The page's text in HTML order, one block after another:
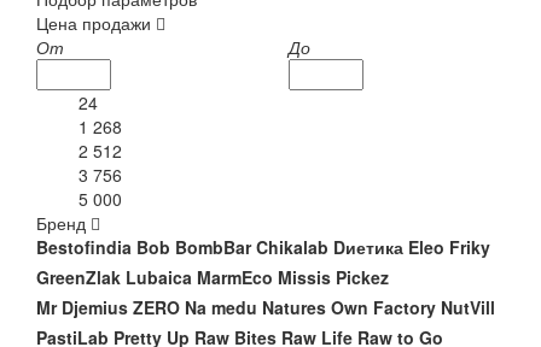
Цена продажи
От
До
24
1 268
2 512
3 756
5 000
Бренд
Bestofindia Bob BombBar Chikalab Dиетика Eleo Friky
GreenZlak Lubaica MarmEco Missis Pickez
Mr Djemius ZERO Na medu Natures Own Factory NutVill
PastiLab Pretty Up Raw Bites Raw Life Raw to Go